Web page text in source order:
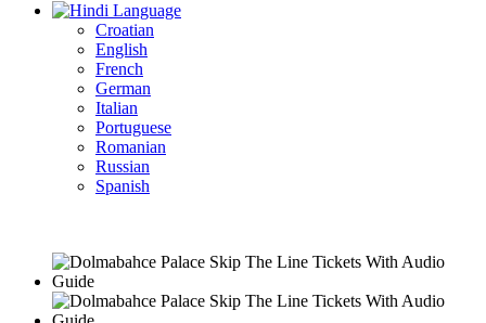
Language
Croatian
English
French
German
Italian
Portuguese
Romanian
Russian
Spanish